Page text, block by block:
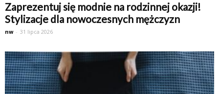
Zaprezentuj się modnie na rodzinnej okazji!
Stylizacje dla nowoczesnych mężczyzn
nw - 31 lipca 2026